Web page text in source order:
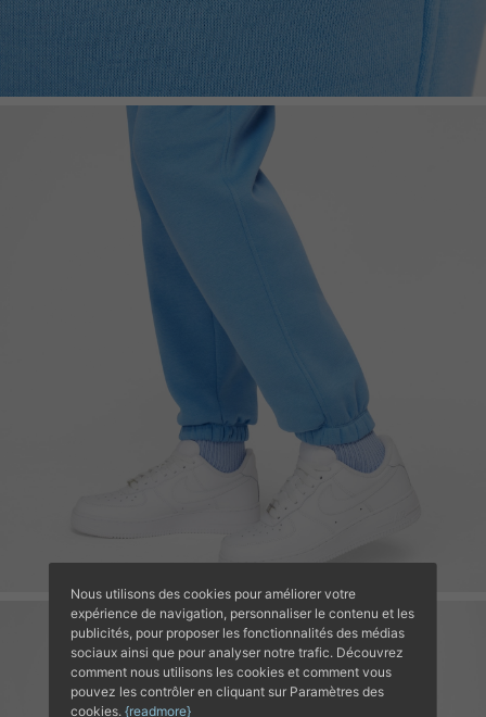
Nous utilisons des cookies pour améliorer votre
expérience de navigation, personnaliser le contenu et les
publicités, pour proposer les fonctionnalités des médias
sociaux ainsi que pour analyser notre trafic. Découvrez
comment nous utilisons les cookies et comment vous
pouvez les contrôler en cliquant sur Paramètres des
cookies. {readmore}